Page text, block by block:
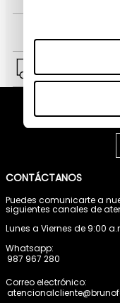
CONTÁCTANOS
Puedes comunicarte a
siguientes canales de
Lunes a Viernes de 9:00
Whatsapp:
987 967 280
Correo electrónico: